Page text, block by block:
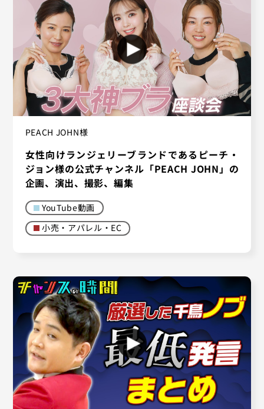
PEACH JOHN様
女性向けランジェリーブランドであるピーチ・
ジョン様の公式チャンネル「PEACH JOHN」の
企画、演出、撮影、編集
YouTube動画
小売・アパレル・EC